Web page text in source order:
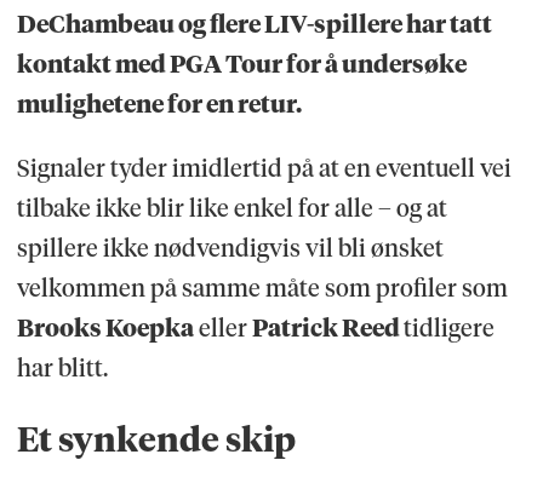
DeChambeau og flere LIV-spillere har tatt
kontakt med PGA Tour for å undersøke
mulighetene for en retur.
Signaler tyder imidlertid på at en eventuell vei
tilbake ikke blir like enkel for alle – og at
spillere ikke nødvendigvis vil bli ønsket
velkommen på samme måte som profiler som
Brooks KoepkaellerPatrick Reedtidligere
har blitt.
Et synkende skip